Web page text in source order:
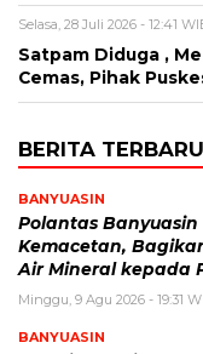
Selasa, 28 Juli 2026 - 12:41
Satpam Diduga ,
Cemas, Pihak
BERITA TERBARU
BANYUASIN
Polantas
Kemacetan,
Air Mineral kepada
Minggu, 9 Agu 2026 - 19:31
BANYUASIN